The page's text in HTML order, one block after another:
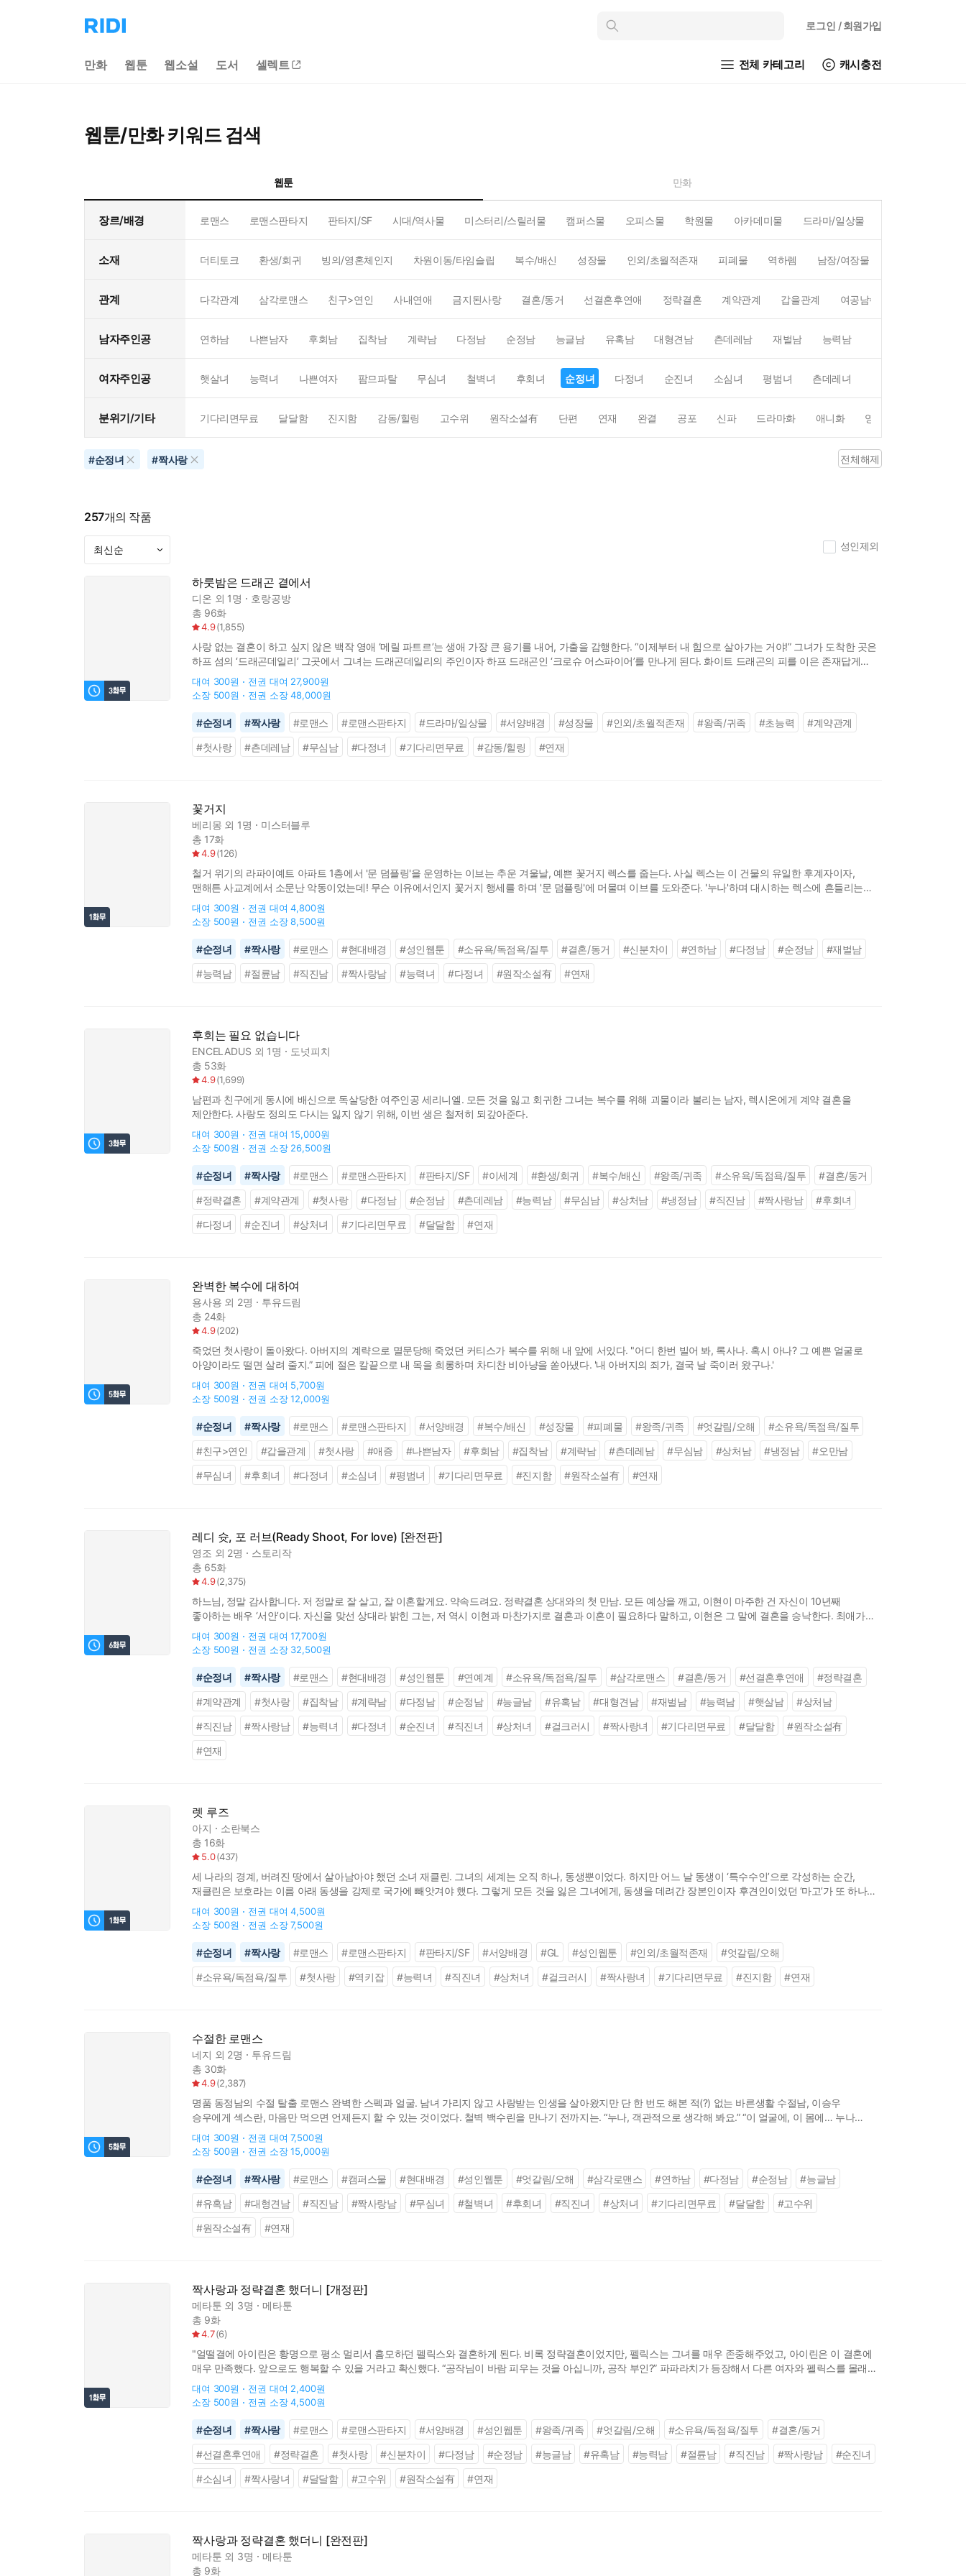
리
디
으
인
로그인 / 회원가입
만화 웹툰 웹소설 도서 셀렉트 전체 카테고리 캐시충전
웹툰/만화 키워드 검색
웹툰 만화
장르/배경 로맨스 로맨스판타지 판타지/SF 시대/역사물 미스터리/스릴러물 캠퍼스물 오피스물 학원물 아카데미물 드라마/일상물
소재 더티토크 환생/회귀 빙의/영혼체인지 차원이동/타임슬립 복수/배신 성장물 인외/초월적존재 피폐물 역하렘 남장/여장물
관계 다각관계 삼각로맨스 친구>연인 사내연애 금지된사랑 결혼/동거 선결혼후연애 정략결혼 계약관계 갑을관계 여공남수
남자주인공 연하남 나쁜남자 후회남 집착남 계략남 다정남 순정남 능글남 유혹남 대형견남 츤데레남 재벌남 능력남
여자주인공 햇살녀 능력녀 나쁜여자 팜므파탈 무심녀 철벽녀 후회녀 순정녀 다정녀 순진녀 소심녀 평범녀 츤데레녀
분위기/기타 기다리면무료 달달함 진지함 감동/힐링 고수위 원작소설有 단편 연재 완결 공포 신파 드라마화 애니화 영화화
#순정녀 #짝사랑 전체해제
257개의 작품
성인제외
하룻밤은 드래곤 곁에서
디온 외 1명
호랑공방
총 96화
4.9(1,855)
사랑 없는 결혼이 하고 싶지 않은 백작 영애 ‘메릴 파트르’는 생애 가장 큰 용기를 내어, 가출을 감행한다. “이제부터 내 힘으로 살아가는 거야!” 그녀가 도착한 곳은
하프 섬의 ‘드래곤데일리’ 그곳에서 그녀는 드래곤데일리의 주인이자 하프 드래곤인 ‘크로슈 어스파이어’를 만나게 된다. 화이트 드래곤의 피를 이은 존재답게
차가운 빙벽을 세운 남자 크로슈. 자꾸만 뒷걸음치는 차가운 남자와 성큼성큼 다가서는 따뜻한 여자. “당신의 마력이 내게 어떤
대여 300원 전권 대여 27,900원
소장 500원 전권 소장 48,000원
#순정녀 #짝사랑 #로맨스 #로맨스판타지 #드라마/일상물 #서양배경 #성장물 #인외/초월적존재 #왕족/귀족 #초능력 #계약관계
#첫사랑 #츤데레남 #무심남 #다정녀 #기다리면무료 #감동/힐링 #연재
꽃거지
베리몽 외 1명
미스터블루
총 17화
4.9(126)
철거 위기의 라파이예트 아파트 1층에서 '문 덤플링'을 운영하는 이브는 추운 겨울날, 예쁜 꽃거지 렉스를 줍는다. 사실 렉스는 이 건물의 유일한 후계자이자,
맨해튼 사교계에서 소문난 악동이었는데! 무슨 이유에서인지 꽃거지 행세를 하며 '문 덤플링'에 머물며 이브를 도와준다. '누나'하며 대시하는 렉스에 흔들리는
이브 과연 두 사람의 관계는?
대여 300원 전권 대여 4,800원
소장 500원 전권 소장 8,500원
#순정녀 #짝사랑 #로맨스 #현대배경 #성인웹툰 #소유욕/독점욕/질투 #결혼/동거 #신분차이 #연하남 #다정남 #순정남 #재벌남
#능력남 #절륜남 #직진남 #짝사랑남 #능력녀 #다정녀 #원작소설有 #연재
후회는 필요 없습니다
ENCELADUS 외 1명
도넛피치
총 53화
4.9(1,699)
남편과 친구에게 동시에 배신으로 독살당한 여주인공 세리니엘. 모든 것을 잃고 회귀한 그녀는 복수를 위해 괴물이라 불리는 남자, 렉시온에게 계약 결혼을
제안한다. 사랑도 정의도 다시는 잃지 않기 위해, 이번 생은 철저히 되갚아준다.
대여 300원 전권 대여 15,000원
소장 500원 전권 소장 26,500원
#순정녀 #짝사랑 #로맨스 #로맨스판타지 #판타지/SF #이세계 #환생/회귀 #복수/배신 #왕족/귀족 #소유욕/독점욕/질투 #결혼/동거
#정략결혼 #계약관계 #첫사랑 #다정남 #순정남 #츤데레남 #능력남 #무심남 #상처남 #냉정남 #직진남 #짝사랑남 #후회녀
#다정녀 #순진녀 #상처녀 #기다리면무료 #달달함 #연재
완벽한 복수에 대하여
용사용 외 2명
투유드림
총 24화
4.9(202)
죽었던 첫사랑이 돌아왔다. 아버지의 계략으로 멸문당해 죽었던 커티스가 복수를 위해 내 앞에 서있다. "어디 한번 빌어 봐, 록사나. 혹시 아나? 그 예쁜 얼굴로
아양이라도 떨면 살려 줄지.” 피에 절은 칼끝으로 내 목을 희롱하며 차디찬 비아냥을 쏟아냈다. '내 아버지의 죄가, 결국 날 죽이러 왔구나.'
대여 300원 전권 대여 5,700원
소장 500원 전권 소장 12,000원
#순정녀 #짝사랑 #로맨스 #로맨스판타지 #서양배경 #복수/배신 #성장물 #피폐물 #왕족/귀족 #엇갈림/오해 #소유욕/독점욕/질투
#친구>연인 #갑을관계 #첫사랑 #애증 #나쁜남자 #후회남 #집착남 #계략남 #츤데레남 #무심남 #상처남 #냉정남 #오만남
#무심녀 #후회녀 #다정녀 #소심녀 #평범녀 #기다리면무료 #진지함 #원작소설有 #연재
레디 슛, 포 러브(Ready Shoot, For love) [완전판]
영조 외 2명
스토리작
총 65화
4.9(2,375)
하느님, 정말 감사합니다. 저 정말로 잘 살고, 잘 이혼할게요. 약속드려요. 정략결혼 상대와의 첫 만남. 모든 예상을 깨고, 이현이 마주한 건 자신이 10년째
좋아하는 배우 ‘서안’이다. 자신을 맞선 상대라 밝힌 그는, 저 역시 이현과 마찬가지로 결혼과 이혼이 필요하다 말하고, 이현은 그 말에 결혼을 승낙한다. 최애가
원한다는데, 최애가 원하는 걸 내가 해 줄 수 있는데, 결혼이 문제고 이혼이 문제인가? 어차피 바보 천치가 나왔어도 할 결혼과
대여 300원 전권 대여 17,700원
소장 500원 전권 소장 32,500원
#순정녀 #짝사랑 #로맨스 #현대배경 #성인웹툰 #연예계 #소유욕/독점욕/질투 #삼각로맨스 #결혼/동거 #선결혼후연애 #정략결혼
#계약관계 #첫사랑 #집착남 #계략남 #다정남 #순정남 #능글남 #유혹남 #대형견남 #재벌남 #능력남 #햇살남 #상처남
#직진남 #짝사랑남 #능력녀 #다정녀 #순진녀 #직진녀 #상처녀 #걸크러시 #짝사랑녀 #기다리면무료 #달달함 #원작소설有
#연재
렛 루즈
아지
소란북스
총 16화
5.0(437)
세 나라의 경계, 버려진 땅에서 살아남아야 했던 소녀 재클린. 그녀의 세계는 오직 하나, 동생뿐이었다. 하지만 어느 날 동생이 ‘특수수인’으로 각성하는 순간,
재클린은 보호라는 이름 아래 동생을 강제로 국가에 빼앗겨야 했다. 그렇게 모든 것을 잃은 그녀에게, 동생을 데려간 장본인이자 후견인이었던 ‘마고’가 또 하나의
짐을 떠넘겼다. 정체불명의 어린 새 수인, ‘데미'를. 그리고 시간이 지나, 데미와 재클린은 운명처럼 재회하는데...
대여 300원 전권 대여 4,500원
소장 500원 전권 소장 7,500원
#순정녀 #짝사랑 #로맨스 #로맨스판타지 #판타지/SF #서양배경 #GL #성인웹툰 #인외/초월적존재 #엇갈림/오해
#소유욕/독점욕/질투 #첫사랑 #역키잡 #능력녀 #직진녀 #상처녀 #걸크러시 #짝사랑녀 #기다리면무료 #진지함 #연재
수절한 로맨스
네지 외 2명
투유드림
총 30화
4.9(2,387)
명품 동정남의 수절 탈출 로맨스 완벽한 스펙과 얼굴. 남녀 가리지 않고 사랑받는 인생을 살아왔지만 단 한 번도 해본 적(?) 없는 바른생활 수절남, 이승우
승우에게 섹스란, 마음만 먹으면 언제든지 할 수 있는 것이었다. 철벽 백수린을 만나기 전까지는. “누나, 객관적으로 생각해 봐요.” “이 얼굴에, 이 몸에… 누나
좋다는 동정남이 어디 흔해요?” “누나, 섹스로 따지면 우리 과에 나만큼 깨끗한 새끼가 없어.” 승우는 자신의 동정을 어필하며 수
대여 300원 전권 대여 7,500원
소장 500원 전권 소장 15,000원
#순정녀 #짝사랑 #로맨스 #캠퍼스물 #현대배경 #성인웹툰 #엇갈림/오해 #삼각로맨스 #연하남 #다정남 #순정남 #능글남
#유혹남 #대형견남 #직진남 #짝사랑남 #무심녀 #철벽녀 #후회녀 #직진녀 #상처녀 #기다리면무료 #달달함 #고수위
#원작소설有 #연재
짝사랑과 정략결혼 했더니 [개정판]
메타툰 외 3명
메타툰
총 9화
4.7(6)
"얼떨결에 아이린은 황명으로 평소 멀리서 흠모하던 펠릭스와 결혼하게 된다. 비록 정략결혼이었지만, 펠릭스는 그녀를 매우 존중해주었고, 아이린은 이 결혼에
매우 만족했다. 앞으로도 행복할 수 있을 거라고 확신했다. “공작님이 바람 피우는 것을 아십니까, 공작 부인?” 파파라치가 등장해서 다른 여자와 펠릭스를 몰래
찍은 사진을 보여주기 전까지는...
대여 300원 전권 대여 2,400원
소장 500원 전권 소장 4,500원
#순정녀 #짝사랑 #로맨스 #로맨스판타지 #서양배경 #성인웹툰 #왕족/귀족 #엇갈림/오해 #소유욕/독점욕/질투 #결혼/동거
#선결혼후연애 #정략결혼 #첫사랑 #신분차이 #다정남 #순정남 #능글남 #유혹남 #능력남 #절륜남 #직진남 #짝사랑남 #순진녀
#소심녀 #짝사랑녀 #달달함 #고수위 #원작소설有 #연재
짝사랑과 정략결혼 했더니 [완전판]
메타툰 외 3명
메타툰
총 9화